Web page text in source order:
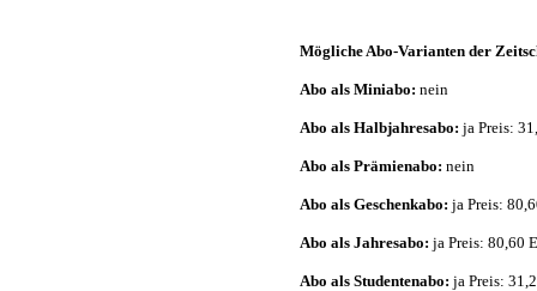
Mögliche Abo-Varianten der
Abo als Miniabo: nein
Abo als Halbjahresabo: ja Preis:
Abo als Prämienabo: nein
Abo als Geschenkabo: ja Preis:
Abo als Jahresabo: ja Preis: 80,60
Abo als Studentenabo: ja Preis: